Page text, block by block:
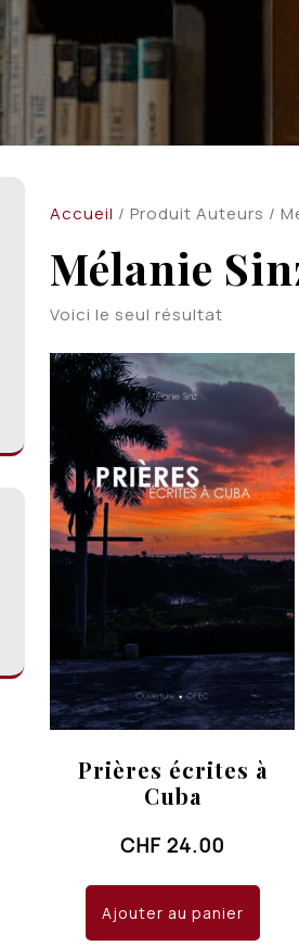
Accueil / Produit Auteurs /
Mélanie
Voici le seul résultat
Prières écrites à
Cuba
CHF 24.00
Ajouter au panier